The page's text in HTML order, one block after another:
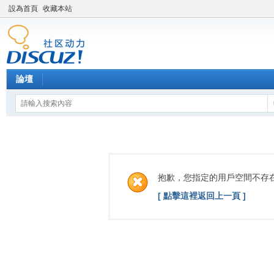
設為首頁 收藏本站
論壇
抱歉，您指定的用戶空間不存
[ 點擊這裡返回上一頁 ]